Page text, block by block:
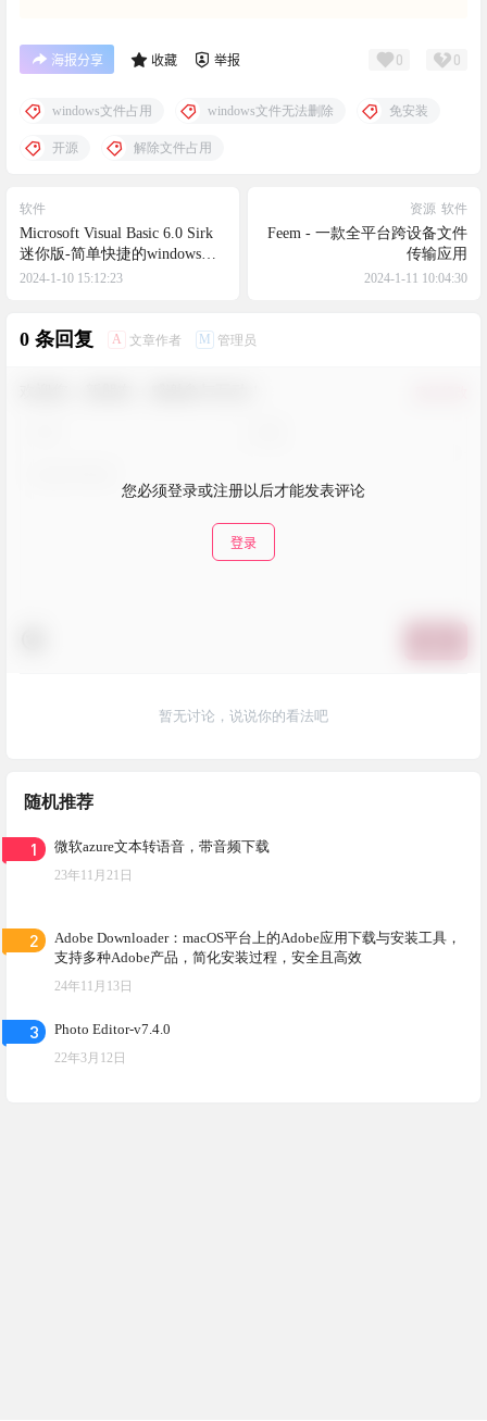
海报分享 收藏 举报 0 0
windows文件占用 windows文件无法删除 免安装
开源 解除文件占用
软件
Microsoft Visual Basic 6.0 Sirk
迷你版-简单快捷的windows开
发工具
2024-1-10 15:12:23
资源 软件
Feem - 一款全平台跨设备文件
传输应用
2024-1-11 10:04:30
0 条回复 A 文章作者 M 管理员
您必须登录或注册以后才能发表评论
登录
暂无讨论，说说你的看法吧
随机推荐
1 微软azure文本转语音，带音频下载
23年11月21日
2
Adobe Downloader：macOS平台上的Adobe应用下载与安装工具，
支持多种Adobe产品，简化安装过程，安全且高效
24年11月13日
3 Photo Editor-v7.4.0
22年3月12日